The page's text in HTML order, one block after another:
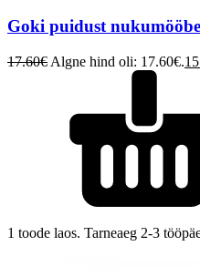
Goki puidust
17.60€ Algne hind oli: 17.60€.
1 toode laos. Tarneaeg 2-3